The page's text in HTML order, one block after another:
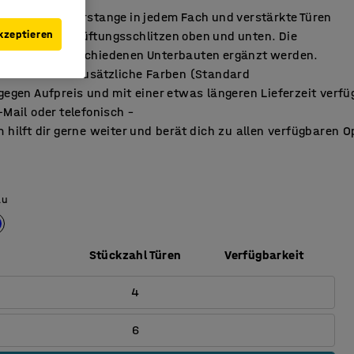
mit Kleiderstange in jedem Fach und verstärkte Türen
Mit Lüftungsschlitzen oben und unten. Die
mit verschiedenen Unterbauten ergänzt werden.
Schloss. Zusätzliche Farben (Standard
Aufpreis und mit einer etwas längeren Lieferzeit
Mail oder telefonisch –
hilft dir gerne weiter und berät dich zu allen verfügbaren
Stückzahl Türen Verfügbarkeit
4
6